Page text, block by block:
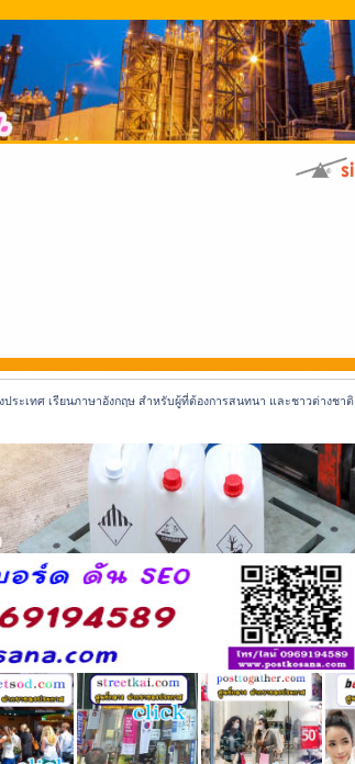
ประเทศ เรียนภาษาอังกฤษ สำหรับผู้ที่ต้องการสนทนา และชาวต่างชาติ